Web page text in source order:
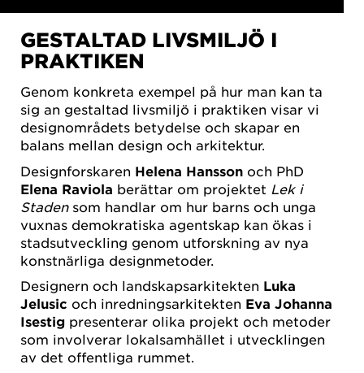
DENNA
FÖR
YouTube
GESTALTAD LIVSMILJÖ I
PRAKTIKEN
Genom konkreta exempel på hur man kan ta
sig an gestaltad livsmiljö i praktiken visar vi
designområdets betydelse och skapar en
balans mellan design och arkitektur.
Designforskaren Helena Hansson och PhD
Elena Raviola berättar om projektet Lek i
Stadensom handlar om hur barns och unga
vuxnas demokratiska agentskap kan ökas i
stadsutveckling genom utforskning av nya
konstnärliga designmetoder.
Designern och landskapsarkitekten Luka
Jelusic och inredningsarkitekten Eva Johanna
Isestig presenterar olika projekt och metoder
som involverar lokalsamhället i utvecklingen
av det offentliga rummet.